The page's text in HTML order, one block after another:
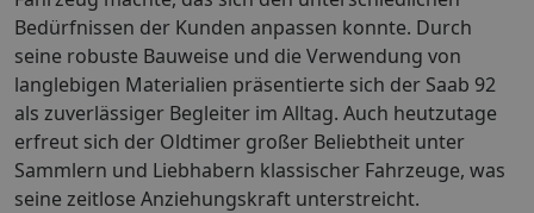
Bedürfnissen der Kunden anpassen konnte. Durch
seine robuste Bauweise und die Verwendung von
langlebigen Materialien präsentierte sich der Saab 92
als zuverlässiger Begleiter im Alltag. Auch heutzutage
erfreut sich der Oldtimer großer Beliebtheit unter
Sammlern und Liebhabern klassischer Fahrzeuge, was
seine zeitlose Anziehungskraft unterstreicht.